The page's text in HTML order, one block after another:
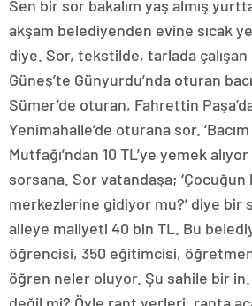
Sen bir sor bakalım yaş almış
akşam belediyenden evine sıcak
diye. Sor, tekstilde, tarlada çalışan
Güneş’te Günyurdu’nda oturan
Sümer’de oturan, Fahrettin
Yenimahalle’de oturana sor. ‘Bacım
Mutfağı’ndan 10 TL’ye yemek
sorsana. Sor vatandaşa;
merkezlerine gidiyor mu?’ diye bir
aileye maliyeti 40 bin TL. Bu
öğrencisi, 350 eğitimcisi,
öğren neler oluyor. Şu sahile bir in.